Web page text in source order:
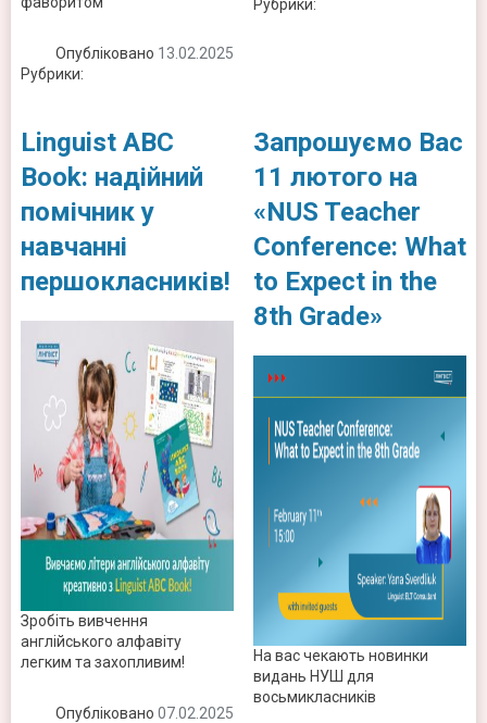
Опубліковано 13.02.2025
Рубрики:
Рубрики:
Linguist ABC
Book: надійний
помічник у
навчанні
першокласників!
Зробіть вивчення
англійського алфавіту
легким та захопливим!
Опубліковано07.02.2025
Запрошуємо Вас
11 лютого на
«NUS Teacher
Conference: What
to Expect in the
8th Grade»
На вас чекають новинки
видань НУШ для
восьмикласників